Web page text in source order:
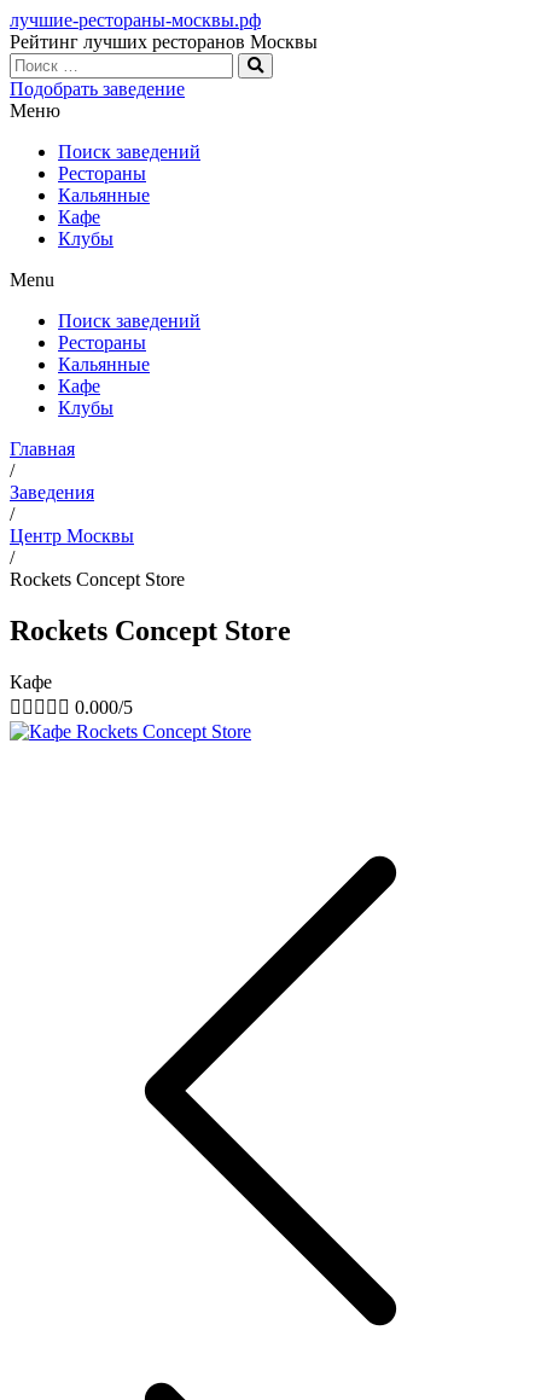
лучшие-рестораны-москвы.рф
Рейтинг лучших ресторанов Москвы
Подобрать заведение
Меню
Поиск заведений
Рестораны
Кальянные
Кафе
Клубы
Menu
Поиск заведений
Рестораны
Кальянные
Кафе
Клубы
Главная
/
Заведения
/
Центр Москвы
/
Rockets Concept Store
Rockets Concept Store
Кафе
     0.000/5